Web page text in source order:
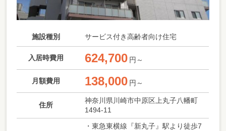
施設種別 サービス付き高齢者向け住宅
入居時費用 624,700 円～
月額費用 138,000 円～
住所
神奈川県川崎市中原区上丸子八幡町
1494-11
・東急東横線『新丸子』駅より徒歩7